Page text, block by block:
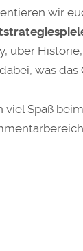
wir
über
was das
viel Spaß